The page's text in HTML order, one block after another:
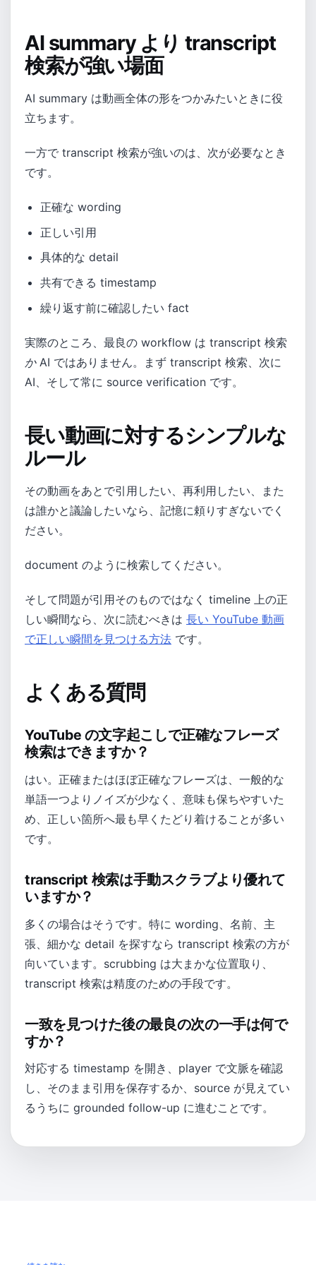
AI summary より transcript
検索が強い場面
AI summary は動画全体の形をつかみたいときに役
立ちます。
一方で transcript 検索が強いのは、次が必要なとき
です。
正確な wording
正しい引用
具体的な detail
共有できる timestamp
繰り返す前に確認したい fact
実際のところ、最良の workflow は transcript 検索
かAI ではありません。まず transcript 検索、次に
AI、そして常に source verification です。
長い動画に対するシンプルな
ルール
その動画をあとで引用したい、再利用したい、また
は誰かと議論したいなら、記憶に頼りすぎないでく
ださい。
document のように検索してください。
そして問題が引用そのものではなく timeline 上の正
しい瞬間なら、次に読むべきは 長い YouTube 動画
で正しい瞬間を見つける方法 です。
よくある質問
YouTube の文字起こしで正確なフレーズ
検索はできますか？
はい。正確またはほぼ正確なフレーズは、一般的な
単語一つよりノイズが少なく、意味も保ちやすいた
め、正しい箇所へ最も早くたどり着けることが多い
です。
transcript 検索は手動スクラブより優れて
いますか？
多くの場合はそうです。特に wording、名前、主
張、細かな detail を探すなら transcript 検索の方が
向いています。scrubbing は大まかな位置取り、
transcript 検索は精度のための手段です。
一致を見つけた後の最良の次の一手は何で
すか？
対応する timestamp を開き、player で文脈を確認
し、そのまま引用を保存するか、source が見えてい
るうちに grounded follow-up に進むことです。